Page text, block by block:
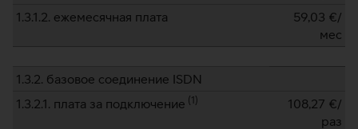
1.3.1.2. ежемесячная плата
59,03 €/
мес
1.3.2. базовое соединение ISDN
1.3.2.1. плата за подключение (1 ) 108,27 €/
раз